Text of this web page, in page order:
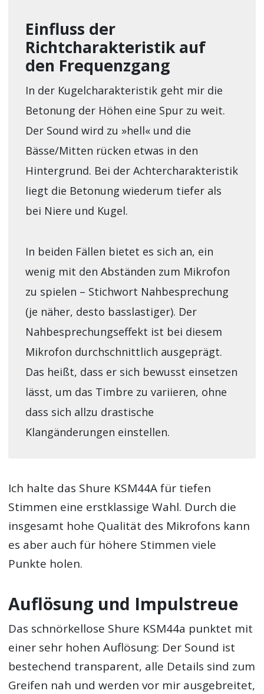
Einfluss der
Richtcharakteristik auf
den Frequenzgang
In der Kugelcharakteristik geht mir die
Betonung der Höhen eine Spur zu weit.
Der Sound wird zu »hell« und die
Bässe/Mitten rücken etwas in den
Hintergrund. Bei der Achtercharakteristik
liegt die Betonung wiederum tiefer als
bei Niere und Kugel.
In beiden Fällen bietet es sich an, ein
wenig mit den Abständen zum Mikrofon
zu spielen – Stichwort Nahbesprechung
(je näher, desto basslastiger). Der
Nahbesprechungseffekt ist bei diesem
Mikrofon durchschnittlich ausgeprägt.
Das heißt, dass er sich bewusst einsetzen
lässt, um das Timbre zu variieren, ohne
dass sich allzu drastische
Klangänderungen einstellen.
Ich halte das Shure KSM44A für tiefen
Stimmen eine erstklassige Wahl. Durch die
insgesamt hohe Qualität des Mikrofons kann
es aber auch für höhere Stimmen viele
Punkte holen.
Auflösung und Impulstreue
Das schnörkellose Shure KSM44a punktet mit
einer sehr hohen Auflösung: Der Sound ist
bestechend transparent, alle Details sind zum
Greifen nah und werden vor mir ausgebreitet,